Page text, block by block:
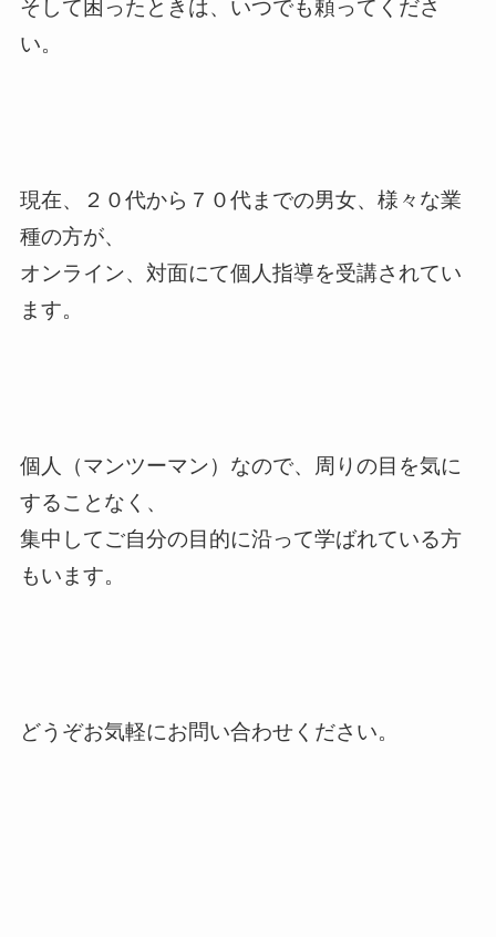
そして困ったときは、いつでも頼ってくださ
い。
現在、２０代から７０代までの男女、様々な業
種の方が、
オンライン、対面にて個人指導を受講されてい
ます。
個人（マンツーマン）なので、周りの目を気に
することなく、
集中してご自分の目的に沿って学ばれている方
もいます。
どうぞお気軽にお問い合わせください。